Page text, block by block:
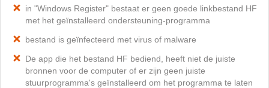
in "Windows Register" bestaat er geen goede linkbestand HF
met het geïnstalleerd ondersteuning-programma
bestand is geïnfecteerd met virus of malware
De app die het bestand HF bediend, heeft niet de juiste
bronnen voor de computer of er zijn geen juiste
stuurprogramma's geïnstalleerd om het programma te laten